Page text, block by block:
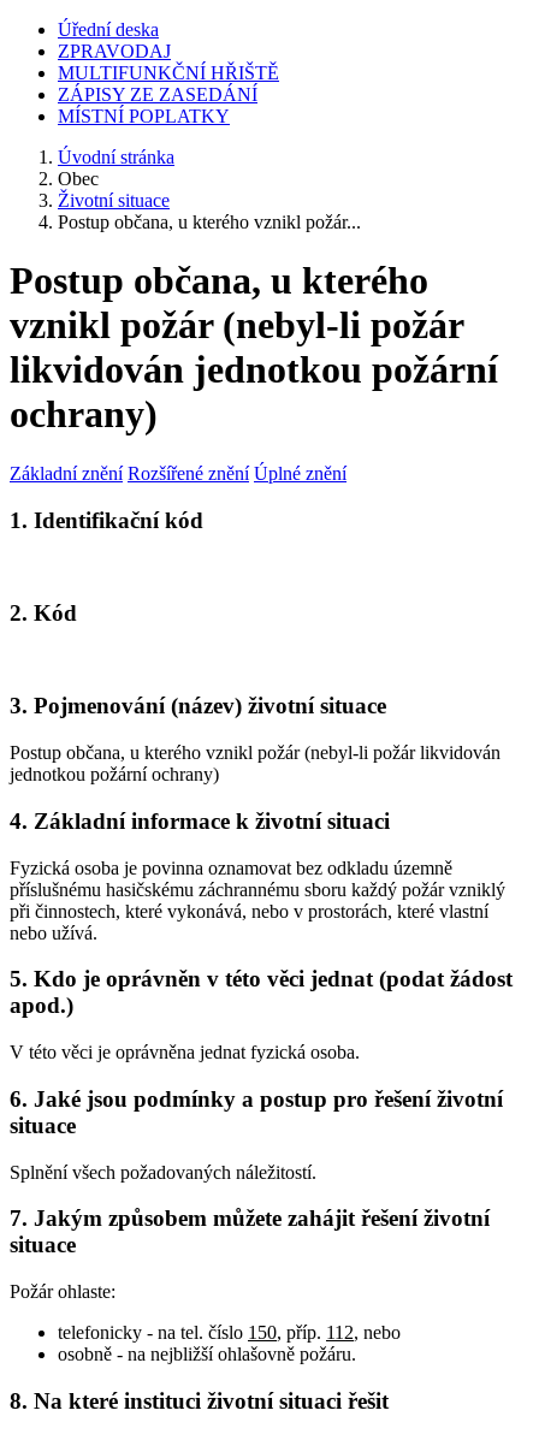
Úřední deska
ZPRAVODAJ
MULTIFUNKČNÍ HŘIŠTĚ
ZÁPISY ZE ZASEDÁNÍ
MÍSTNÍ POPLATKY
Úvodní stránka
Obec
Životní situace
Postup občana, u kterého vznikl požár...
Postup občana, u kterého
vznikl požár (nebyl-li požár
likvidován jednotkou požární
ochrany)
Základní znění Rozšířené znění Úplné znění
1. Identifikační kód
2. Kód
3. Pojmenování (název) životní situace
Postup občana, u kterého vznikl požár (nebyl-li požár likvidován
jednotkou požární ochrany)
4. Základní informace k životní situaci
Fyzická osoba je povinna oznamovat bez odkladu územně
příslušnému hasičskému záchrannému sboru každý požár vzniklý
při činnostech, které vykonává, nebo v prostorách, které vlastní
nebo užívá.
5. Kdo je oprávněn v této věci jednat (podat žádost
apod.)
V této věci je oprávněna jednat fyzická osoba.
6. Jaké jsou podmínky a postup pro řešení životní
situace
Splnění všech požadovaných náležitostí.
7. Jakým způsobem můžete zahájit řešení životní
situace
Požár ohlaste:
telefonicky - na tel. číslo 150, příp. 112, nebo
osobně - na nejbližší ohlašovně požáru.
8. Na které instituci životní situaci řešit